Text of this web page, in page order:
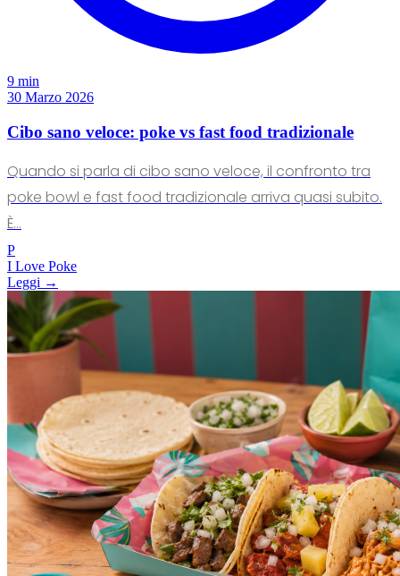
9 min
30 Marzo 2026
Cibo sano veloce: poke vs fast food tradizionale
Quando si parla di cibo sano veloce, il confronto tra
poke bowl e fast food tradizionale arriva quasi subito.
È...
P
I Love Poke
Leggi →